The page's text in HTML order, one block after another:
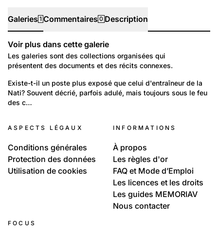
Galeries 1 Commentaires 0 Description
Galeries
Voir plus dans cette galerie
Les galeries sont des collections organisées qui
présentent des documents et des récits connexes.
Temps libre et culture: Sports
Les entraîneurs de la Nati
Existe-t-il un poste plus exposé que celui d'entraîneur de la
Nati? Souvent décrié, parfois adulé, mais toujours sous le feu
des c…
ASPECTS LÉGAUX
Conditions générales
Protection des données
Utilisation de cookies
INFORMATIONS
À propos
Les règles d'or
FAQ et Mode d’Emploi
Les licences et les droits
Les guides MEMORIAV
Nous contacter
FOCUS